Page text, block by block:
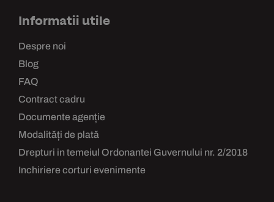
Informatii utile
Despre noi
Blog
FAQ
Contract cadru
Documente agenție
Modalități de plată
Drepturi in temeiul Ordonantei Guvernului nr. 2/2018
Inchiriere corturi evenimente